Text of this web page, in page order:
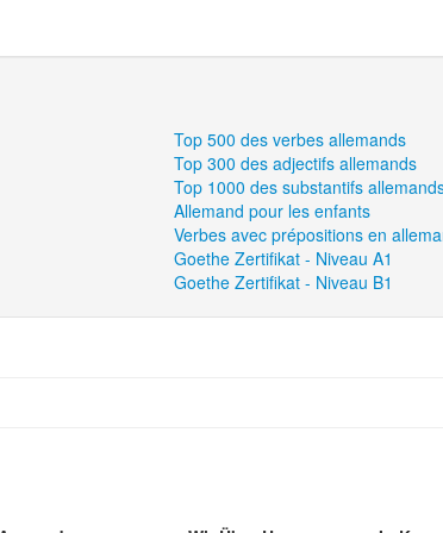
Top 500 des verbes allemands
Top 300 des adjectifs allemands
Top 1000 des substantifs
Allemand pour les enfants
Verbes avec prépositions en
Goethe Zertifikat - Niveau A1
Goethe Zertifikat - Niveau B1